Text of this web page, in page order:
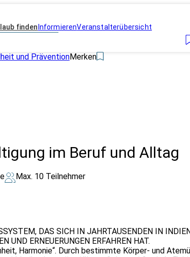
finden InformierenVeranstalterübersicht
und PräventionMerken
im Beruf und Alltag
Max. 10 Teilnehmer
DAS SICH IN JAHRTAUSENDEN IN
UND ERNEUERUNGEN ERFAHREN HAT.
Harmonie“. Durch bestimmte Körper- und